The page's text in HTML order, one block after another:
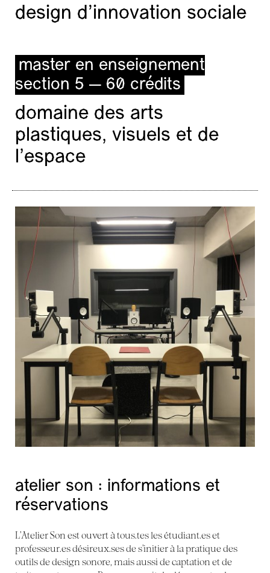
design d'innovation sociale
master en enseignement
section 5 — 60 crédits
domaine des arts
plastiques, visuels et de
l’espace
atelier son : informations et
réservations
L’Atelier Son est ouvert à tous.tes les étudiant.es et
professeur.es désireux.ses de s’initier à la pratique des
outils de design sonore, mais aussi de captation et de